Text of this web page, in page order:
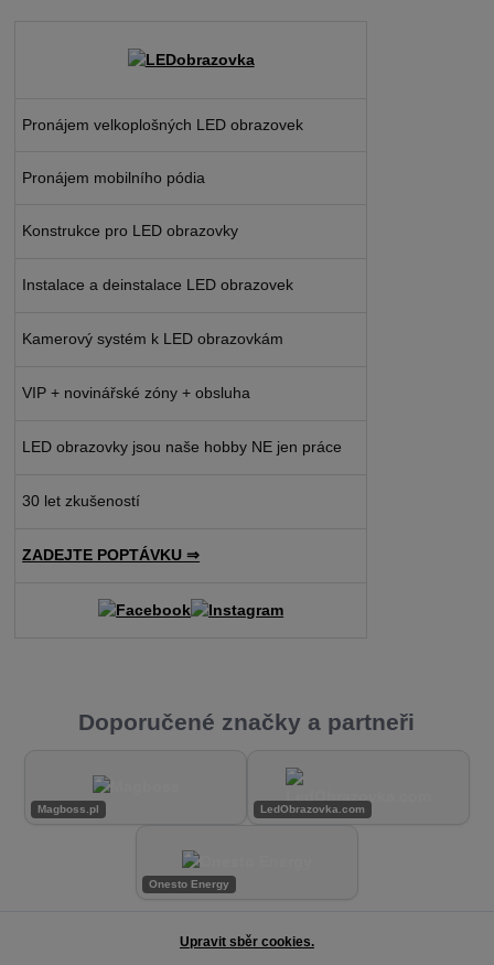
Pronájem velkoplošných LED obrazovek
Pronájem mobilního pódia
Konstrukce pro LED obrazovky
Instalace a deinstalace LED obrazovek
Kamerový systém k LED obrazovkám
VIP + novinářské zóny + obsluha
LED obrazovky jsou naše hobby NE jen práce
30 let zkušeností
ZADEJTE POPTÁVKU ⇒
Doporučené značky a partneři
Magboss.pl LedObrazovka.com
Onesto Energy
Upravit sběr cookies.